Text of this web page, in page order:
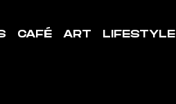
CAFÉ ART LIFESTYLE